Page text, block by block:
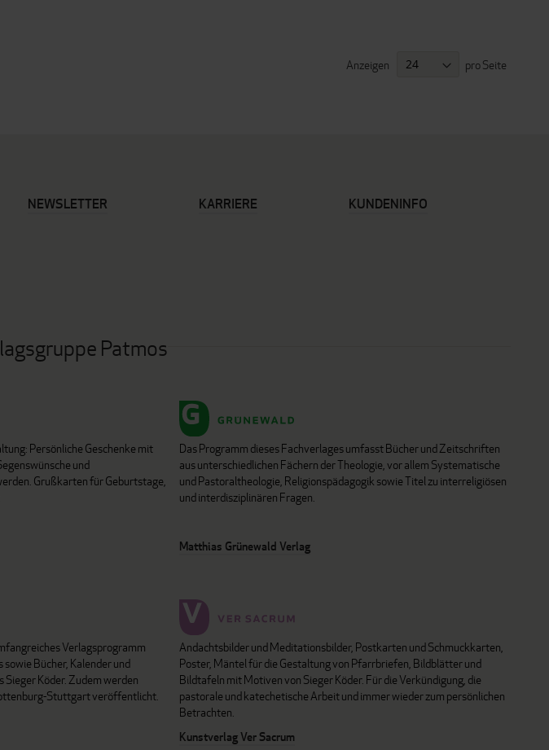
Anzeigen pro Seite
NEWSLETTER KARRIERE KUNDENINFO
Patmos
Persönliche Geschenke mit
und
Grußkarten für Geburtstage,
Das Programm dieses Fachverlages umfasst Bücher und Zeitschriften
aus unterschiedlichen Fächern der Theologie, vor allem Systematische
und Pastoraltheologie, Religionspädagogik sowie Titel zu interreligiösen
und interdisziplinären Fragen.
Matthias Grünewald Verlag
Verlagsprogramm
Bücher, Kalender und
Köder. Zudem werden
Stuttgart veröffentlicht.
Andachtsbilder und Meditationsbilder, Postkarten und Schmuckkarten,
Poster, Mäntel für die Gestaltung von Pfarrbriefen, Bildblätter und
Bildtafeln mit Motiven von Sieger Köder. Für die Verkündigung, die
pastorale und katechetische Arbeit und immer wieder zum persönlichen
Betrachten.
Kunstverlag Ver Sacrum